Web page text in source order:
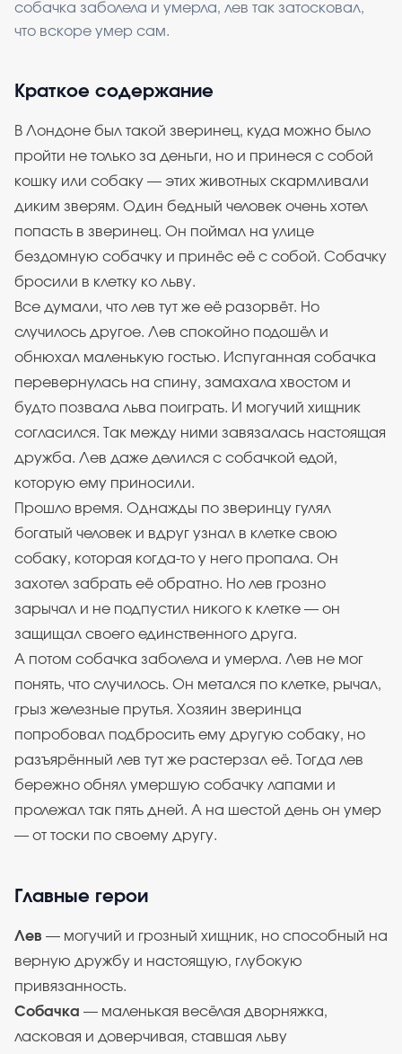
собачка заболела и умерла, лев так затосковал,
что вскоре умер сам.
Краткое содержание
В Лондоне был такой зверинец, куда можно было
пройти не только за деньги, но и принеся с собой
кошку или собаку — этих животных скармливали
диким зверям. Один бедный человек очень хотел
попасть в зверинец. Он поймал на улице
бездомную собачку и принёс её с собой. Собачку
бросили в клетку ко льву.
Все думали, что лев тут же её разорвёт. Но
случилось другое. Лев спокойно подошёл и
обнюхал маленькую гостью. Испуганная собачка
перевернулась на спину, замахала хвостом и
будто позвала льва поиграть. И могучий хищник
согласился. Так между ними завязалась настоящая
дружба. Лев даже делился с собачкой едой,
которую ему приносили.
Прошло время. Однажды по зверинцу гулял
богатый человек и вдруг узнал в клетке свою
собаку, которая когда-то у него пропала. Он
захотел забрать её обратно. Но лев грозно
зарычал и не подпустил никого к клетке — он
защищал своего единственного друга.
А потом собачка заболела и умерла. Лев не мог
понять, что случилось. Он метался по клетке, рычал,
грыз железные прутья. Хозяин зверинца
попробовал подбросить ему другую собаку, но
разъярённый лев тут же растерзал её. Тогда лев
бережно обнял умершую собачку лапами и
пролежал так пять дней. А на шестой день он умер
— от тоски по своему другу.
Главные герои
Лев — могучий и грозный хищник, но способный на
верную дружбу и настоящую, глубокую
привязанность.
Собачка — маленькая весёлая дворняжка,
ласковая и доверчивая, ставшая льву